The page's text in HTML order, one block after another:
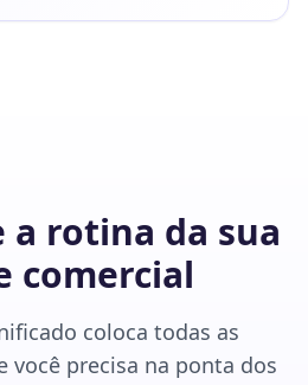
rotina da sua
comercial
coloca todas as
você precisa na ponta dos